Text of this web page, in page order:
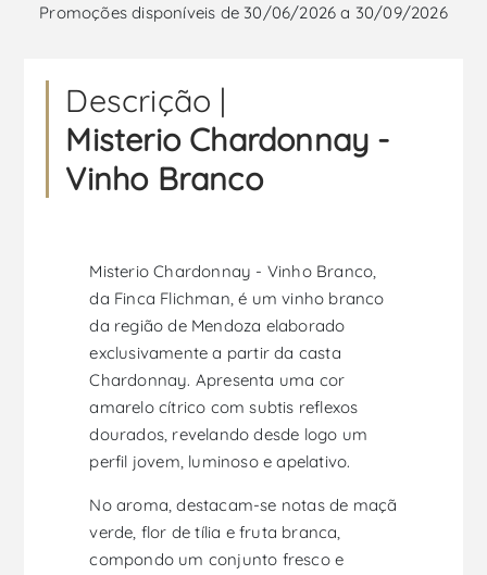
Promoções disponíveis de 30/06/2026 a 30/09/2026
Descrição |
Misterio Chardonnay -
Vinho Branco
Misterio Chardonnay - Vinho Branco,
da Finca Flichman, é um vinho branco
da região de Mendoza elaborado
exclusivamente a partir da casta
Chardonnay. Apresenta uma cor
amarelo cítrico com subtis reflexos
dourados, revelando desde logo um
perfil jovem, luminoso e apelativo.
No aroma, destacam-se notas de maçã
verde, flor de tília e fruta branca,
compondo um conjunto fresco e